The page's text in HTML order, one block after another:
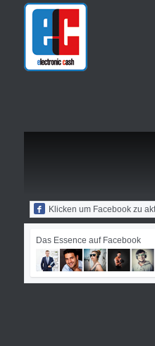
Klicken um Facebook zu
Das Essence auf Facebook